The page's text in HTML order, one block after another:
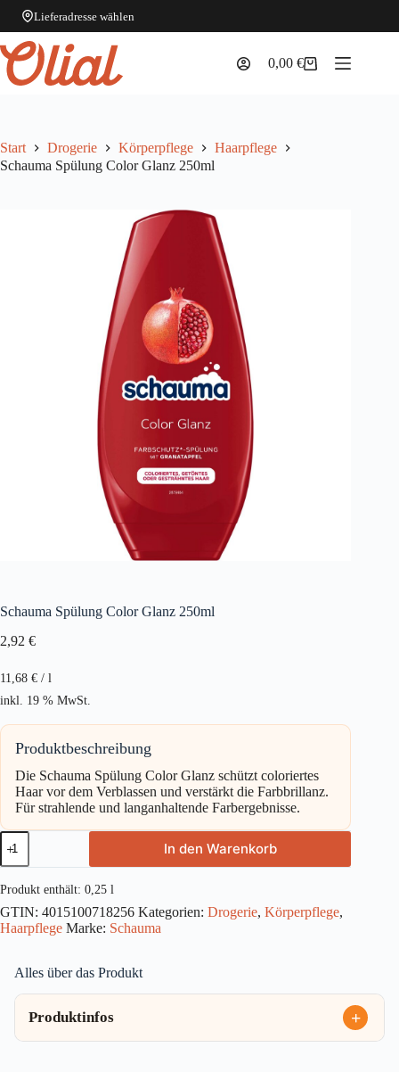
Lieferadresse wählen
Zum
Inhalt
springen
Warenkorb
0,00€
Start Drogerie Körperpflege
Haarpflege
Schauma Spülung Color Glanz 250ml
Schauma Spülung Color Glanz 250ml
2,92 €
11,68 € / l
inkl. 19 % MwSt.
Produktbeschreibung
Die Schauma Spülung Color Glanz schützt coloriertes
Haar vor dem Verblassen und verstärkt die Farbbrillanz.
Für strahlende und langanhaltende Farbergebnisse.
Schauma
Spülung
Color
Glanz
250ml
Menge
In den Warenkorb
Produkt enthält: 0,25 l
GTIN: 4015100718256 Kategorien: Drogerie, Körperpflege,
Haarpflege Marke: Schauma
Alles über das Produkt
Produktinfos